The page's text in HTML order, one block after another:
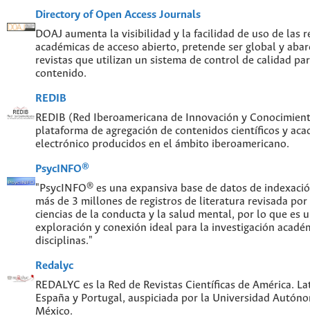
Directory of Open Access Journals
DOAJ aumenta la visibilidad y la facilidad de uso de las
académicas de acceso abierto, pretende ser global y
revistas que utilizan un sistema de control de calidad
contenido.
REDIB
REDIB (Red Iberoamericana de Innovación y
plataforma de agregación de contenidos científicos y
electrónico producidos en el ámbito iberoamericano.
PsycINFO®
"PsycINFO® es una expansiva base de datos de
más de 3 millones de registros de literatura revisada por
ciencias de la conducta y la salud mental, por lo que es
exploración y conexión ideal para la investigación
disciplinas."
Redalyc
REDALYC es la Red de Revistas Científicas de América.
España y Portugal, auspiciada por la Universidad
México.